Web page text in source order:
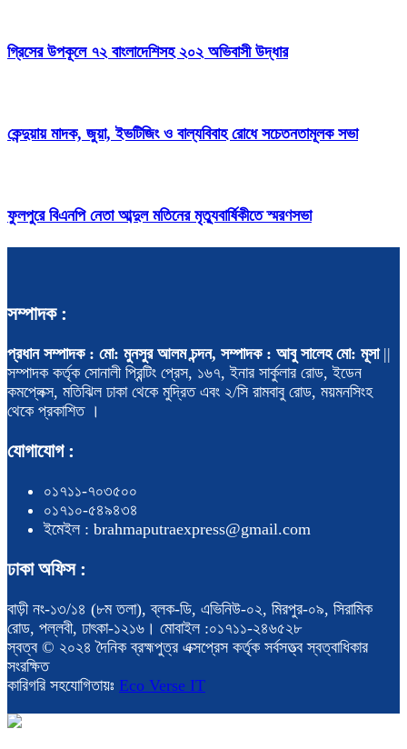
গ্রিসের উপকূলে ৭২ বাংলাদেশিসহ ২০২ অভিবাসী উদ্ধার
কেন্দুয়ায় মাদক, জুয়া, ইভটিজিং ও বাল্যবিবাহ রোধে সচেতনতামূলক সভা
ফুলপুরে বিএনপি নেতা আব্দুল মতিনের মৃত্যুবার্ষিকীতে স্মরণসভা
সম্পাদক :
প্রধান সম্পাদক : মো: মুনসুর আলম চন্দন, সম্পাদক : আবু সালেহ মো: মূসা||
সম্পাদক কর্তৃক সোনালী প্রিন্টিং প্রেস, ১৬৭, ইনার সার্কুলার রোড, ইডেন
কমপ্লেক্স, মতিঝিল ঢাকা থেকে মুদ্রিত এবং ২/সি রামবাবু রোড, ময়মনসিংহ
থেকে প্রকাশিত ।
যোগাযোগ :
০১৭১১-৭০৩৫০০
০১৭১০-৫৪৯৪৩৪
ইমেইল : brahmaputraexpress@gmail.com
ঢাকা অফিস :
বাড়ী নং-১৩/১৪ (৮ম তলা), ব্লক-ডি, এভিনিউ-০২, মিরপুর-০৯, সিরামিক
রোড, পল্লবী, ঢাৎকা-১২১৬। মোবাইল :০১৭১১-২৪৬৫২৮
স্বত্ব © ২০২৪ দৈনিক ব্রহ্মপুত্র এক্সপ্রেস কর্তৃক সর্বসত্ত্ব স্বত্বাধিকার
সংরক্ষিত
কারিগরি সহযোগিতায়ঃ Eco Verse IT